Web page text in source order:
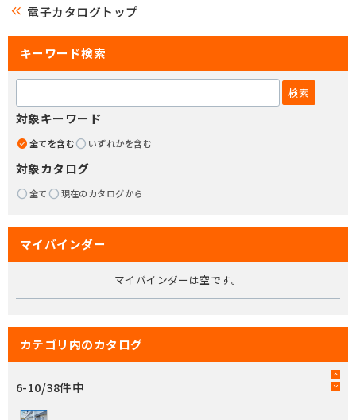
keyboard_double_arrow_left 電子カタログトップ
キーワード検索
対象キーワード
全てを含む いずれかを含む
対象カタログ
全て 現在のカタログから
マイバインダー
マイバインダーは空です。
カテゴリ内のカタログ
6-10/38件中